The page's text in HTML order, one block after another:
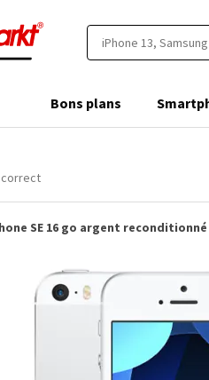
Bons plans
correct
SE 16 go argent reconditionné